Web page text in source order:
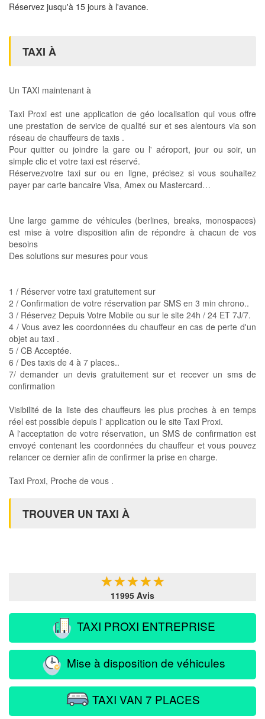
Réservez jusqu'à 15 jours à l'avance.
TAXI À
Un TAXI maintenant à
Taxi Proxi est une application de géo localisation qui vous offre
une prestation de service de qualité sur et ses alentours via son
réseau de chauffeurs de taxis .
Pour quitter ou joindre la gare ou l' aéroport, jour ou soir, un
simple clic et votre taxi est réservé.
Réservezvotre taxi sur ou en ligne, précisez si vous souhaitez
payer par carte bancaire Visa, Amex ou Mastercard…
Une large gamme de véhicules (berlines, breaks, monospaces)
est mise à votre disposition afin de répondre à chacun de vos
besoins
Des solutions sur mesures pour vous
1 / Réserver votre taxi gratuitement sur
2 / Confirmation de votre réservation par SMS en 3 min chrono..
3 / Réservez Depuis Votre Mobile ou sur le site 24h / 24 ET 7J/7.
4 / Vous avez les coordonnées du chauffeur en cas de perte d'un
objet au taxi .
5 / CB Acceptée.
6 / Des taxis de 4 à 7 places..
7/ demander un devis gratuitement sur et recever un sms de
confirmation
Visibilité de la liste des chauffeurs les plus proches à en temps
réel est possible depuis l' application ou le site Taxi Proxi.
A l'acceptation de votre réservation, un SMS de confirmation est
envoyé contenant les coordonnées du chauffeur et vous pouvez
relancer ce dernier afin de confirmer la prise en charge.
Taxi Proxi, Proche de vous .
TROUVER UN TAXI À
★★★★★
11995 Avis
TAXI PROXI ENTREPRISE
Mise à disposition de véhicules
TAXI VAN 7 PLACES